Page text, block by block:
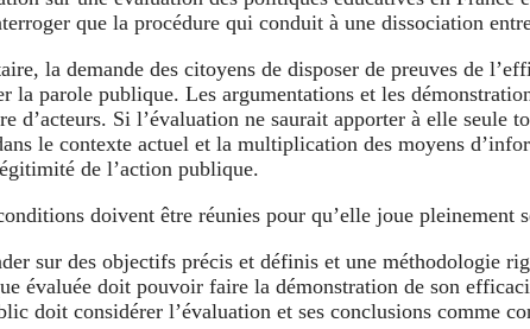
que la procédure qui conduit à une dissociation
la demande des citoyens de disposer de preuves de
la parole publique. Les argumentations et les
d’acteurs. Si l’évaluation ne saurait apporter à elle seule
le contexte actuel et la multiplication des moyens
de l’action publique.
doivent être réunies pour qu’elle joue pleinement
sur des objectifs précis et définis et une méthodologie
évaluée doit pouvoir faire la démonstration de son
doit considérer l’évaluation et ses conclusions comme